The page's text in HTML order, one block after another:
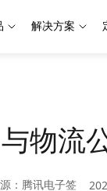
解决方案
物流
：腾讯电子签